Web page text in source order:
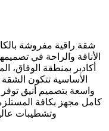
شقة راقية مفروشة
الأناقة والراحة في
أكادير بمنطقة الوفاق،
الأساسية تتكون
واسعة بتصميم أنيق
كامل مجهز بكافة
وتشطيبات